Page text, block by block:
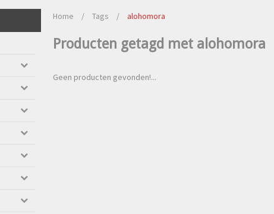
Home / Tags / alohomora
Producten getagd met alohomora
Geen producten gevonden!...